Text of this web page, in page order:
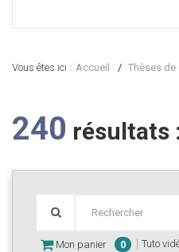
Vous êtes ici : Accueil Thèses
240 résultats
Mon panier 0 Tuto